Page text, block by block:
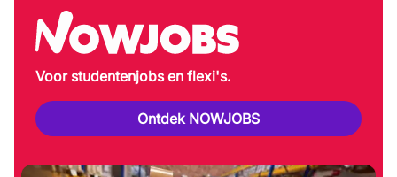
Voor studentenjobs en flexi's.
Ontdek NOWJOBS